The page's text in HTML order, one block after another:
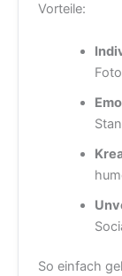
Vorteile:
So einfach